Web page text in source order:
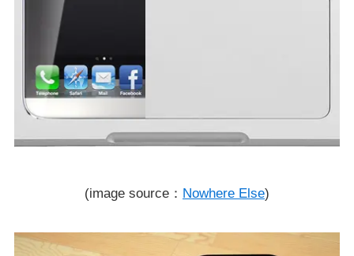
(image source： Nowhere Else)